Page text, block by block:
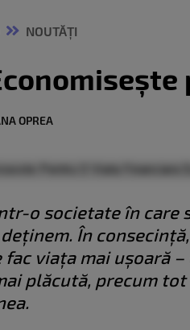
NOUTĂȚI
OPREA
o societate în care
În
fac viața mai ușoară
plăcută, precum